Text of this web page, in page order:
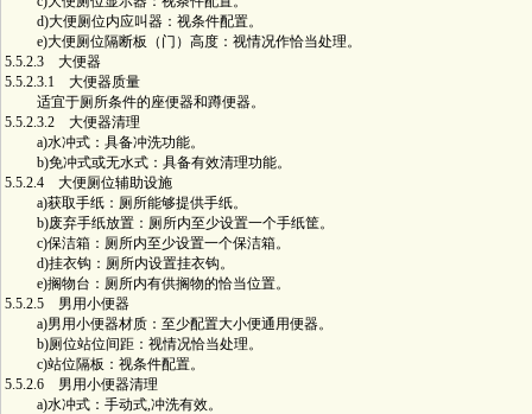
d)大便厕位内应叫器：视条件配置。
e)大便厕位隔断板（门）高度：视情况作恰当处理。
5.5.2.3 大便器
5.5.2.3.1 大便器质量
适宜于厕所条件的座便器和蹲便器。
5.5.2.3.2 大便器清理
a)水冲式：具备冲洗功能。
b)免冲式或无水式：具备有效清理功能。
5.5.2.4 大便厕位辅助设施
a)获取手纸：厕所能够提供手纸。
b)废弃手纸放置：厕所内至少设置一个手纸筐。
c)保洁箱：厕所内至少设置一个保洁箱。
d)挂衣钩：厕所内设置挂衣钩。
e)搁物台：厕所内有供搁物的恰当位置。
5.5.2.5 男用小便器
a)男用小便器材质：至少配置大小便通用便器。
b)厕位站位间距：视情况恰当处理。
c)站位隔板：视条件配置。
5.5.2.6 男用小便器清理
a)水冲式：手动式,冲洗有效。